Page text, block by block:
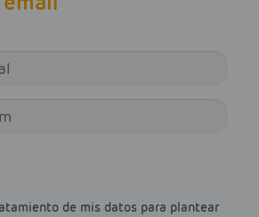
de mis datos para plantear